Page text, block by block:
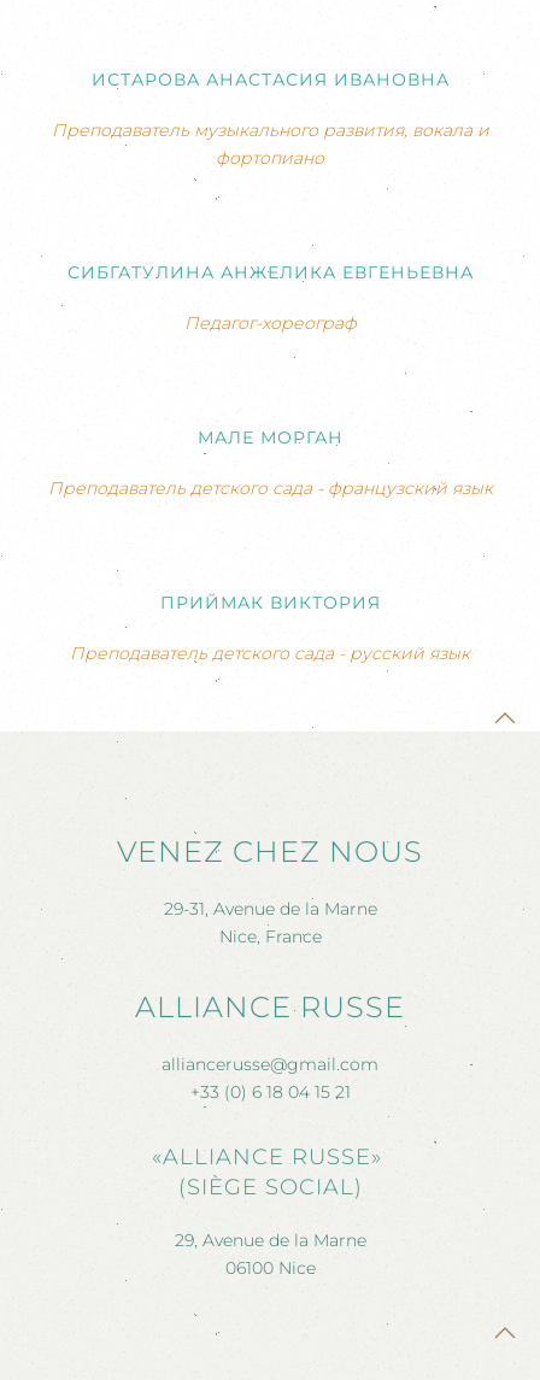
ИСТАРОВА АНАСТАСИЯ ИВАНОВНА
Преподаватель музыкального развития, вокала и
фортопиано
СИБГАТУЛИНА АНЖЕЛИКА ЕВГЕНЬЕВНА
Педагог-хореограф
МАЛЕ МОРГАН
Преподаватель детского сада - французский язык
ПРИЙМАК ВИКТОРИЯ
Преподаватель детского сада - русский язык
VENEZ CHEZ NOUS
29-31, Avenue de la Marne
Nice, France
ALLIANCE RUSSE
alliancerusse@gmail.com
+33 (0) 6 18 04 15 21
«ALLIANCE RUSSE»
(SIÈGE SOCIAL)
29, Avenue de la Marne
06100 Nice